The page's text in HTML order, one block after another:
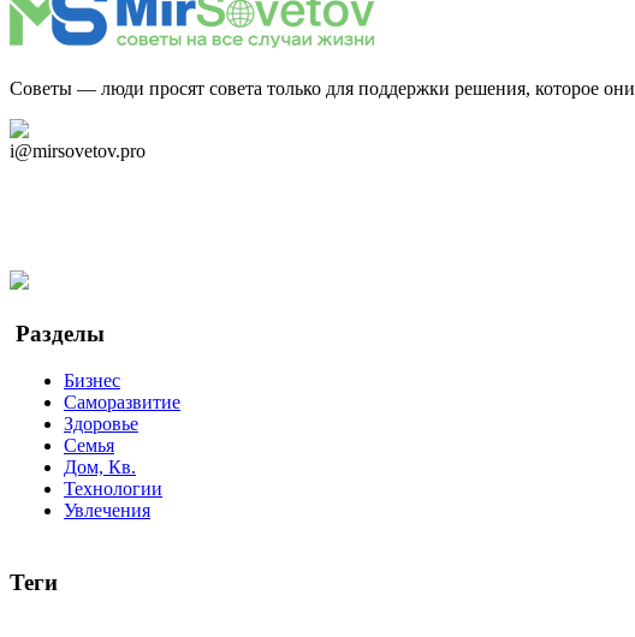
Советы — люди просят совета только для поддержки решения, которое
i@mirsovetov.pro
Разделы
Бизнес
Саморазвитие
Здоровье
Семья
Дом, Кв.
Технологии
Увлечения
Теги